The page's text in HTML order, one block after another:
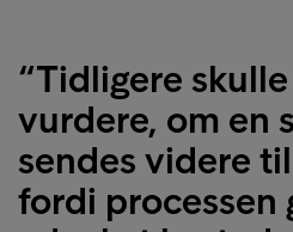
“Tidligere
vurdere, om en
sendes videre
fordi processen